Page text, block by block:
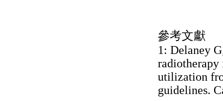
參考文獻
1: Delaney
utilization
guidelines.